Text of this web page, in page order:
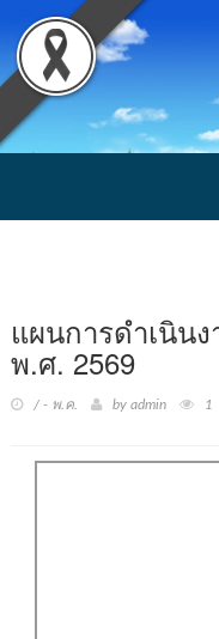
แผนการดำเนิน
พ.ศ. 2569
/ - พ.ค. by admin 1